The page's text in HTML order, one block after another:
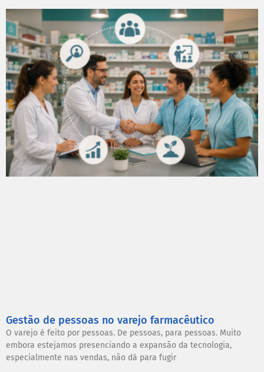
Gestão de pessoas no varejo farmacêutico
O varejo é feito por pessoas. De pessoas, para pessoas. Muito
embora estejamos presenciando a expansão da tecnologia,
especialmente nas vendas, não dá para fugir